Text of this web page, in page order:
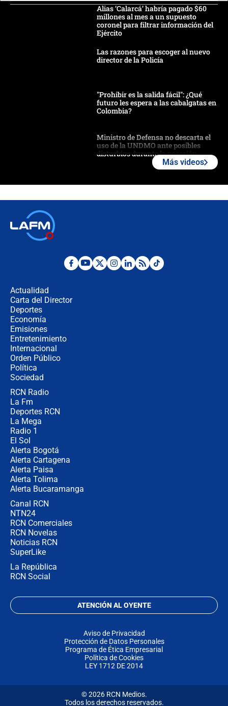
Alias ‘Calarcá’ habría pagado $60
millones al mes a un supuesto
coronel para filtrar información del
Ejército
Las razones para escoger al nuevo
director de la Policía
"Prohibir es la salida fácil": ¿Qué
futuro les espera a las cabalgatas en
Colombia?
Ministro de Defensa no descarta el
uso de la UNDMO ante posibles
disturbios durante la posesión
Las seis de las 6 con Juan Lozano |
Más videos
Actualidad
Carta del Director
Deportes
Economía
Emisiones
Entretenimiento
Internacional
Orden Público
Política
Sociedad
RCN Radio
La Fm
Deportes RCN
La Mega
Radio 1
El Sol
Alerta Bogotá
Alerta Cartagena
Alerta Paisa
Alerta Tolima
Alerta Bucaramanga
Canal RCN
NTN24
RCN Comerciales
RCN Novelas
Noticias RCN
SuperLike
La República
RCN Social
ATENCIÓN AL OYENTE
Aviso de Privacidad
Protección de Datos Personales
Programa de Ética Empresarial
Política de Cookies
LEY 1712 DE 2014
© 2026 RCN Medios.
Todos los derechos reservados.